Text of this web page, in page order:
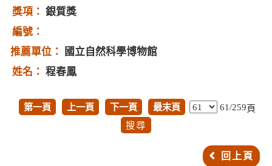
銀質獎
國立自然科學博物館
程春鳳
第一頁 上一頁 下一頁 最末頁 61/259頁
回上頁